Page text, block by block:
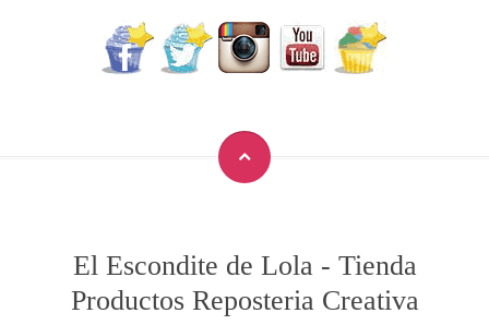
El Escondite de Lola - Tienda
Productos Reposteria Creativa